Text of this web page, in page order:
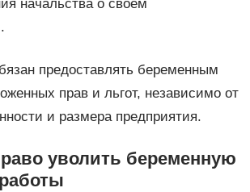
начальства о своем
предоставлять беременным
прав и льгот, независимо от
и размера предприятия.
уволить беременную